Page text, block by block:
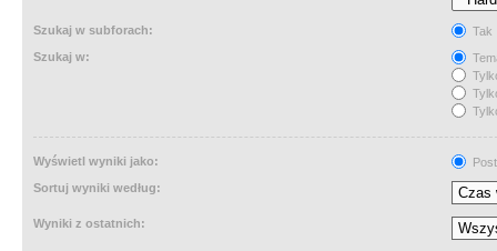
Szukaj w subforach:
Tak
Szukaj w:
Wyświetl wyniki jako:
Sortuj wyniki według:
Wyniki z ostatnich: